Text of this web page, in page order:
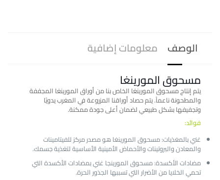
الوصف معلومات إضافية
مسحوق المورينغا
يتم إنتاج مسحوق المورينغا الخاص بنا من أوراق المورينغا المجففة
والمطحونة ناعماً. يتم حصاد أوراقنا المزروعة في المغرب يدويًا
وتجفيفها بشكل طبيعي لضمان أعلى جودة ممكنة.
فوائد:
غني بالمغذيات: مسحوق المورينغا هو مصدر مركز للفيتامينات
والمعادن والبروتينات والأحماض الأمينية الأساسية لتغذية جسمك.
مضادات الأكسدة: مسحوق المورينجا غني بمضادات الأكسدة التي
تحمي الخلايا من الأضرار التي تسببها الجذور الحرة.